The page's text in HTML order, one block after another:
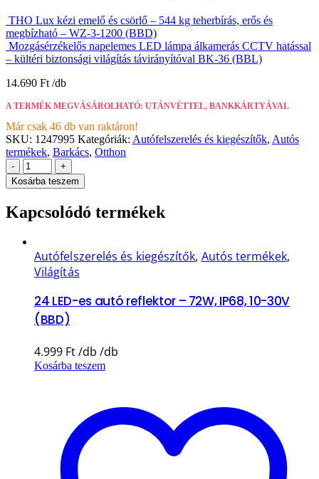
THO Lux kézi emelő és csörlő – 544 kg teherbírás, erős és
megbízható – WZ-3-1200 (BBD)
Mozgásérzékelős napelemes LED lámpa álkamerás CCTV hatással
– kültéri biztonsági világítás távirányítóval BK-36 (BBL)
14.690 Ft
A TERMÉK MEGVÁSÁROLHATÓ: UTÁNVÉTTEL, BANKKÁRTYÁVAL
Már csak 46 db van raktáron!
SKU: 1247995 Kategóriák: Autófelszerelés és kiegészítők, Autós
termékek, Barkács, Otthon
-
+
Kosárba teszem
Kapcsolódó termékek
Autófelszerelés és kiegészítők, Autós termékek,
Világítás
24 LED-es autó reflektor – 72W, IP68, 10-30V
(BBD)
4.999 Ft
Kosárba teszem